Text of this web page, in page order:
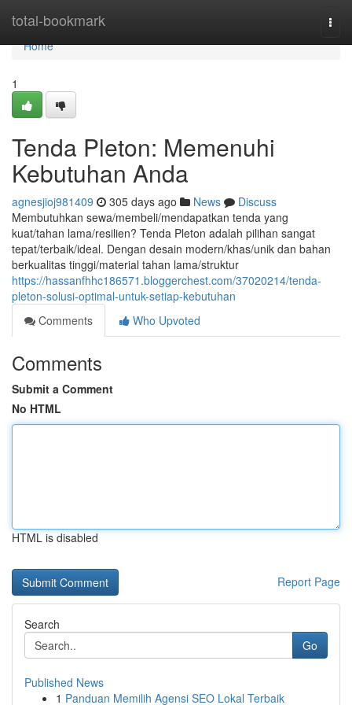
total-bookmark
Home
Home
1
Tenda Pleton: Memenuhi
Kebutuhan Anda
agnesjioj981409 305 days ago News
Discuss
Membutuhkan sewa/membeli/mendapatkan tenda yang
kuat/tahan lama/resilien? Tenda Pleton adalah pilihan sangat
tepat/terbaik/ideal. Dengan desain modern/khas/unik dan bahan
berkualitas tinggi/material tahan lama/struktur
https://hassanfhhc186571.bloggerchest.com/37020214/tenda-
pleton-solusi-optimal-untuk-setiap-kebutuhan
Comments
Who Upvoted
Comments
Submit a Comment
No HTML
HTML is disabled
Report Page
Search
Go
Published News
1 Panduan Memilih Agensi SEO Lokal Terbaik